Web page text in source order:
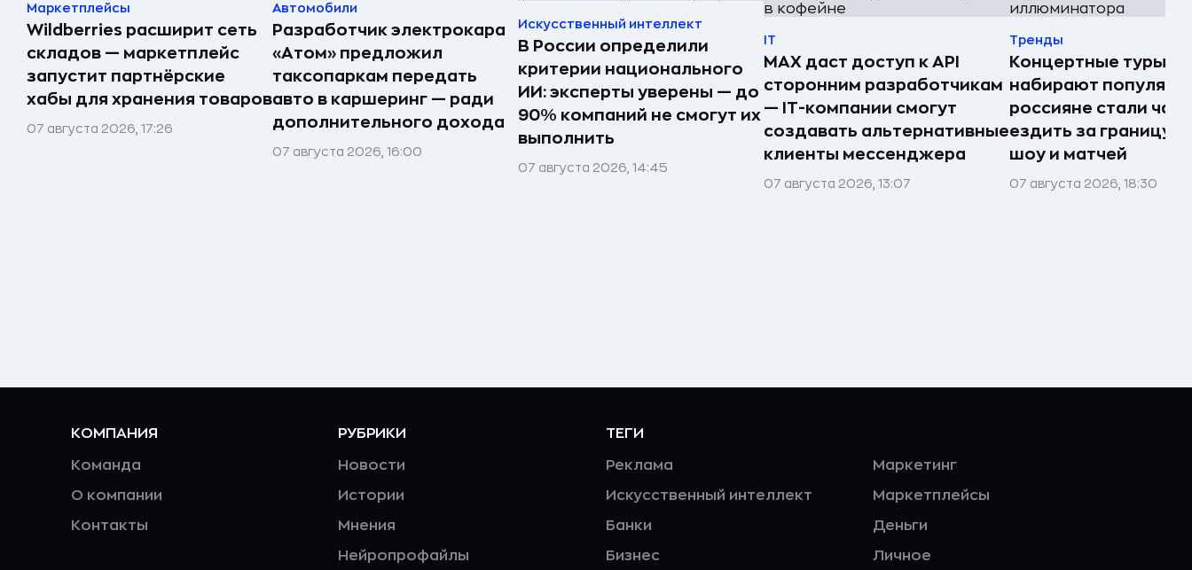
Маркетплейсы
Wildberries расширит сеть
складов — маркетплейс
запустит партнёрские
хабы для хранения товаров
07 августа 2026, 17:26
Автомобили
Разработчик электрокара
«Атом» предложил
таксопаркам передать
авто в каршеринг — ради
дополнительного дохода
07 августа 2026, 16:00
Искусственный интеллект
В России определили
критерии национального
ИИ: эксперты уверены — до
90% компаний не смогут их
выполнить
07 августа 2026, 14:45
IT
MAX даст доступ к API
сторонним разработчикам
— IT-компании смогут
создавать альтернативные
клиенты мессенджера
07 августа 2026, 13:07
Тренды
Концертные туры
набирают
россияне стали
ездить за границу
шоу и матчей
07 августа 2026, 18:30
КОМПАНИЯ
Команда
О компании
Контакты
РУБРИКИ
Новости
Истории
Мнения
Нейропрофайлы
ТЕГИ
Реклама
Искусственный интеллект
Банки
Бизнес
Маркетинг
Маркетплейсы
Деньги
Личное